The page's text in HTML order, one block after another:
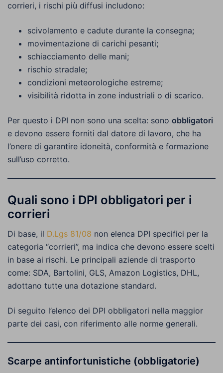
corrieri, i rischi più diffusi includono:
scivolamento e cadute durante la consegna;
movimentazione di carichi pesanti;
schiacciamento delle mani;
rischio stradale;
condizioni meteorologiche estreme;
visibilità ridotta in zone industriali o di scarico.
Per questo i DPI non sono una scelta: sono obbligatori
e devono essere forniti dal datore di lavoro, che ha
l’onere di garantire idoneità, conformità e formazione
sull’uso corretto.
Quali sono i DPI obbligatori per i
corrieri
Di base, il D.Lgs 81/08 non elenca DPI specifici per la
categoria “corrieri”, ma indica che devono essere scelti
in base ai rischi. Le principali aziende di trasporto
come: SDA, Bartolini, GLS, Amazon Logistics, DHL,
adottano tutte una dotazione standard.
Di seguito l’elenco dei DPI obbligatori nella maggior
parte dei casi, con riferimento alle norme generali.
Scarpe antinfortunistiche (obbligatorie)